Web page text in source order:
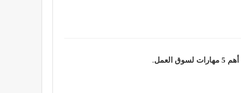
أهم 5 مهارات لسوق العمل .